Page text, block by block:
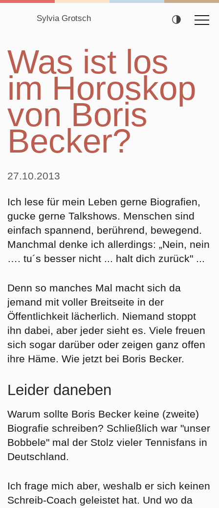
Sylvia Grotsch
Navigation
überspringen
Was ist los
im Horoskop
von Boris
Becker?
27.10.2013
Ich lese für mein Leben gerne Biografien,
gucke gerne Talkshows. Menschen sind
einfach spannend, berührend, bewegend.
Manchmal denke ich allerdings: „Nein, nein
…. tu´s besser nicht ... halt dich zurück" ...
Denn so manches Mal macht sich da
jemand mit voller Breitseite in der
Öffentlichkeit lächerlich. Niemand stoppt
ihn dabei, aber jeder sieht es. Viele freuen
sich sogar darüber oder zeigen ganz offen
ihre Häme. Wie jetzt bei Boris Becker.
Leider daneben
Warum sollte Boris Becker keine (zweite)
Biografie schreiben? Schließlich war "unser
Bobbele" mal der Stolz vieler Tennisfans in
Deutschland.
Ich frage mich aber, weshalb er sich keinen
Schreib-Coach geleistet hat. Und wo da